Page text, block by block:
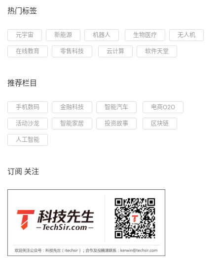
热门标签
元宇宙 新能源 机器人 生物医疗 无人机
在线教育 零售科技 云计算 软件天堂
推荐栏目
手机数码 金融科技 智能汽车 电商O2O
活动沙龙 智能家居 投资故事 区块链
人工智能
订阅 关注